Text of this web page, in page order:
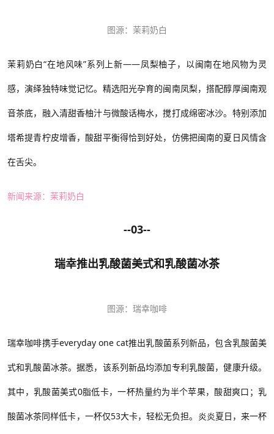
图源：茉莉奶白
茉莉奶白“在地风味”系列 上新——凤梨柚子，以闽南在地风物为灵
感，演绎独特味觉记忆。精选阳光孕育的闽南凤梨，搭配醇厚闽南观
音茶底，融入清甜香柚汁与微酸话梅水，搅打成绵密冰沙。特别添加
塔希提青柠皮增香，酸甜平衡得恰到好处，仿佛把闽南的夏日风情含
在舌尖。
新闻来源：茉莉奶白
--03--
瑞幸推出乳酸菌美式和乳酸菌冰茶
图源： 瑞幸咖啡
瑞幸咖啡携手everyday one cat推出乳酸菌系列新品，包含乳酸菌美
式和乳酸菌冰茶。据悉，该系列新品均添加专利乳酸菌，健康升级。
其中，乳酸菌美式0脂低卡，一杯热量约为半个苹果，酸甜爽口；乳
酸菌冰茶同样低卡，一杯仅53大卡，轻松无负担。炎炎夏日，来一杯